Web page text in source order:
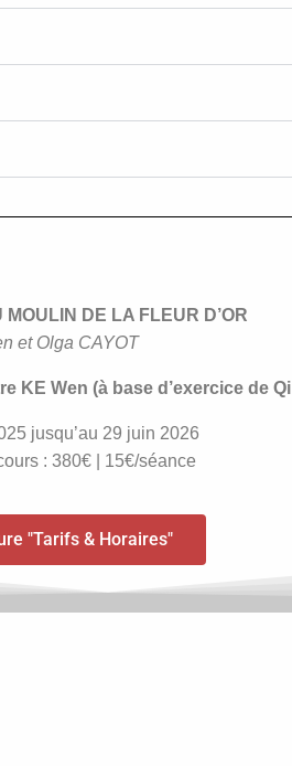
DE LA FLEUR D’OR
et Olga CAYOT
KE Wen (à base d’exercice de
jusqu’au 29 juin 2026
: 380€ | 15€/séance
"Tarifs & Horaires"